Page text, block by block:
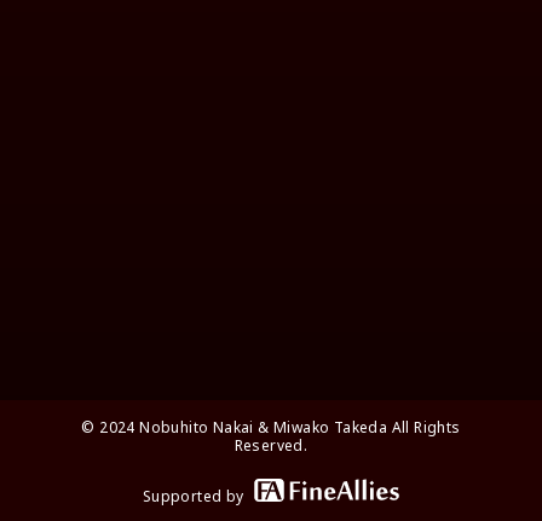
© 2024 Nobuhito Nakai & Miwako Takeda All Rights
Reserved.
Supported by